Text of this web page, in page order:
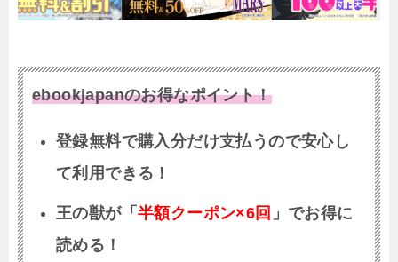
ebookjapanのお得なポイント！
登録無料で購入分だけ支払うので安心し
て利用できる！
王の獣が「 半額クーポン×6回 」でお得に
読める！